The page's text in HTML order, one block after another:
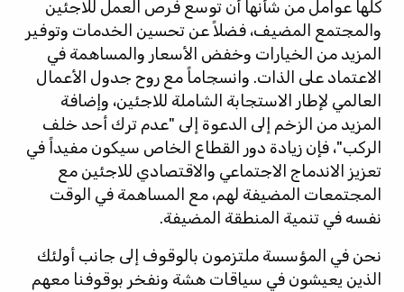
كلها عوامل من شأنها أن توسع فرص العمل للاجئين
والمجتمع المضيف، فضلاً عن تحسين الخدمات وتوفير
المزيد من الخيارات وخفض الأسعار والمساهمة في
الاعتماد على الذات. وانسجاماً مع روح جدول الأعمال
العالمي لإطار الاستجابة الشاملة للاجئين، وإضافة
المزيد من الزخم إلى الدعوة إلى "عدم ترك أحد خلف
الركب"، فإن زيادة دور القطاع الخاص سيكون مفيداً في
تعزيز الاندماج الاجتماعي والاقتصادي للاجئين مع
المجتمعات المضيفة لهم، مع المساهمة في الوقت
نفسه في تنمية المنطقة المضيفة.
نحن في المؤسسة ملتزمون بالوقوف إلى جانب أولئك
الذين يعيشون في سياقات هشة ونفخر بوقوفنا معهم